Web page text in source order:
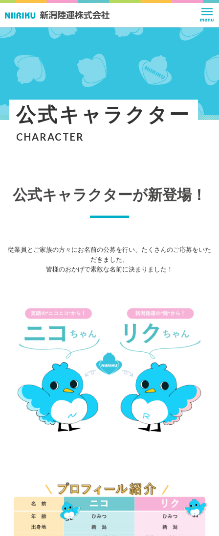
公式キャラクター
CHARACTER
公式キャラクターが新登場！
従業員とご家族の方々にお名前の公募を行い、たくさんのご応募をいた
だきました。
皆様のおかげで素敵な名前に決まりました！